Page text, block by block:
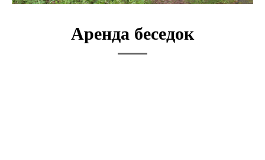
Аренда беседок